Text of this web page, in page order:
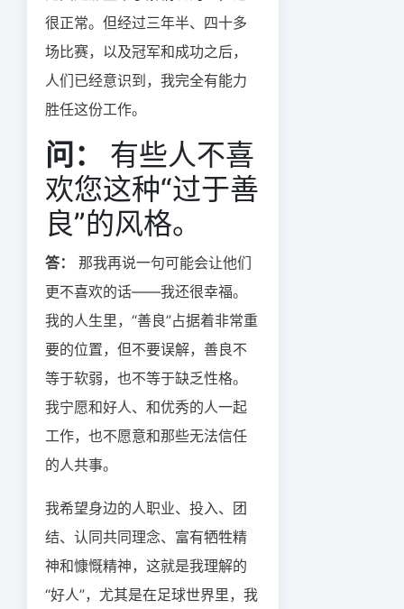
很正常。但经过三年半、四十多
场比赛，以及冠军和成功之后，
人们已经意识到，我完全有能力
胜任这份工作。
问：
有些人不喜
欢您这种“过于善
良”的风格。
答：
那我再说一句可能会让他们
更不喜欢的话——我还很幸福。
我的人生里，“善良”占据着非常重
要的位置，但不要误解，善良不
等于软弱，也不等于缺乏性格。
我宁愿和好人、和优秀的人一起
工作，也不愿意和那些无法信任
的人共事。
我希望身边的人职业、投入、团
结、认同共同理念、富有牺牲精
神和慷慨精神，这就是我理解的
“好人”，尤其是在足球世界里，我